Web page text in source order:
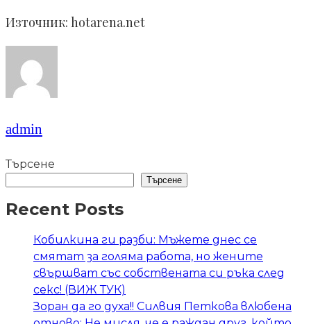
Източник: hotarena.net
admin
Търсене
Търсене
Recent Posts
Кобилкина ги разби: Мъжете днес се
смятат за голяма работа, но жените
свършват със собствената си ръка след
секс! (ВИЖ ТУК)
Зоран да го духа!! Силвия Петкова влюбена